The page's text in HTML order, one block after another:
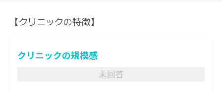
【クリニックの特徴】
クリニックの規模感
未回答